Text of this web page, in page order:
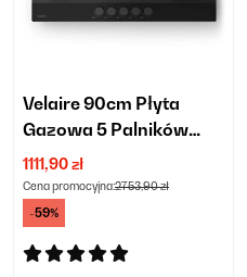
Velaire 90cm Płyta
Gazowa 5 Palników
Czarny
1111,90 zł
Cena promocyjna:2753,90 zł
-59%